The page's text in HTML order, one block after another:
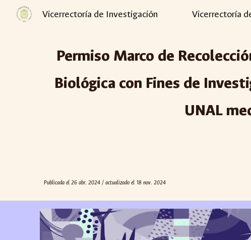
Skip to
Vicerrectoría de Investigación Vicerrectoría
Permiso Marco de
Biológica con Fines de
UNAL
Publicada el 26 abr. 2024 / actualizado el 18 nov. 2024